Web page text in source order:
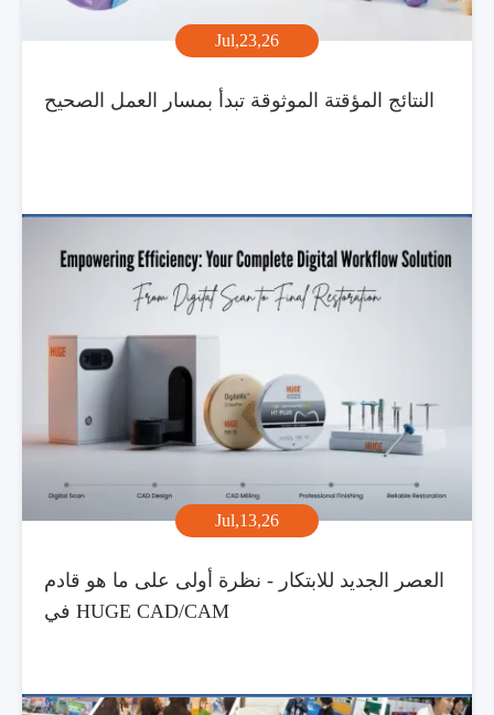
Jul,23,26
النتائج المؤقتة الموثوقة تبدأ بمسار العمل الصحيح
Jul,13,26
العصر الجديد للابتكار - نظرة أولى على ما هو قادم
في HUGE CAD/CAM